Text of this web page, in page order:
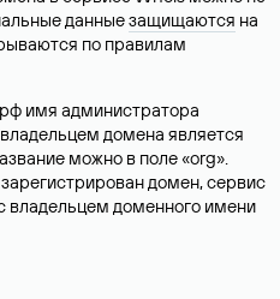
данныезащищаются на
по правилам
имя администратора
домена является
можно в поле «org».
домен, сервис
владельцем доменного имени